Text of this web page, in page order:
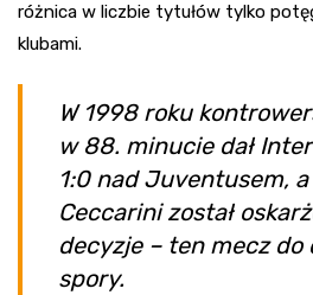
różnica w liczbie tytułów tylko
klubami.
W 1998 roku
w 88. minucie dał
1:0 nad Juventusem,
Ceccarini został
decyzje – ten mecz do
spory.